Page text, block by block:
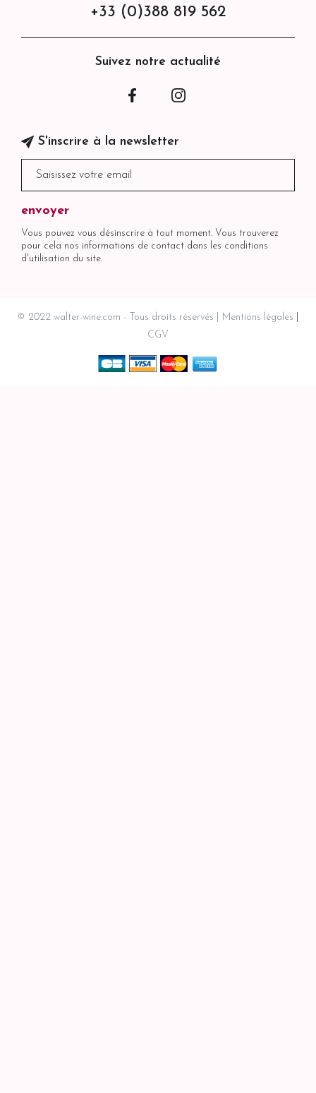
+33 (0)388 819 562
Suivez notre actualité
Facebook
S'inscrire à la newsletter
Vous pouvez vous désinscrire à tout moment. Vous trouverez
pour cela nos informations de contact dans les conditions
d'utilisation du site.
© 2022 walter-wine.com - Tous droits réservés
Mentions légales
CGV